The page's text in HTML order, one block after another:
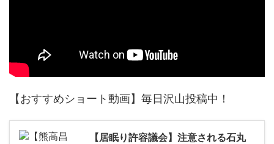
【おすすめショート動画】毎日沢山投稿中！
【居眠り許容議会】注意される石丸